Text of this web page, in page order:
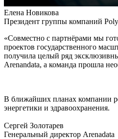
Елена Новикова
Президент группы компаний
«Совместно с партнёрами мы
проектов государственного
получила целый ряд
Arenandata, а команда прошла
В ближайших планах компании
энергетики и здравоохранения.
Сергей Золотарев
Генеральный директор Arenadata